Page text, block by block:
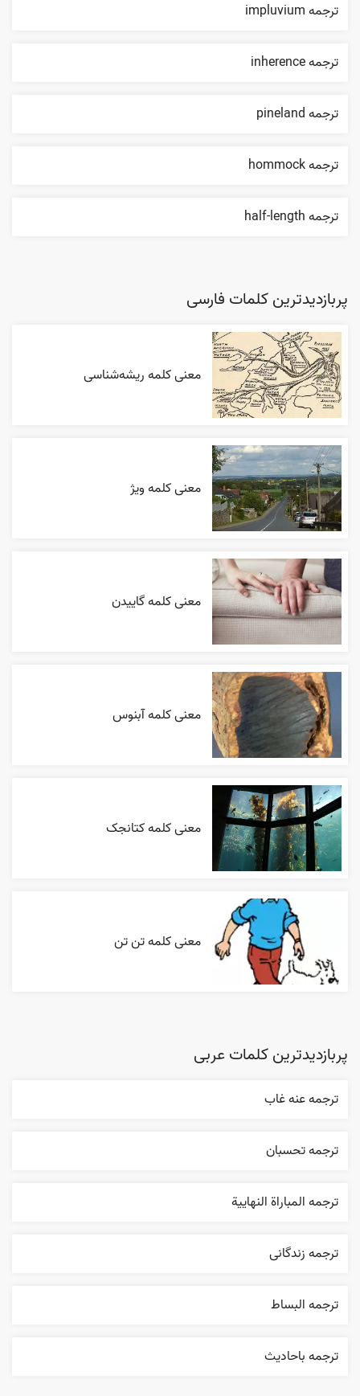
ترجمه impluvium
ترجمه inherence
ترجمه pineland
ترجمه hommock
ترجمه half-length
پربازدیدترین کلمات فارسی
معنی کلمه ریشه‌شناسی
معنی کلمه ویژ
معنی کلمه گاییدن
معنی کلمه آبنوس
معنی کلمه کتانجک
معنی کلمه تن تن
پربازدیدترین کلمات عربی
ترجمه عنه غاب
ترجمه تحسبان
ترجمه المباراة النهایية
ترجمه زندگانی
ترجمه البساط
ترجمه باحاديث